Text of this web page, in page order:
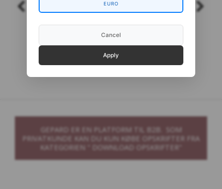
Gepard Cash Sock Gepard CottonBaby
GEPARD ER EN PLATFORM TIL B2B. SOM
PRIVATKUNDE KAN DU KUN KØBE OPSKRIFTER FRA
KATEGORIEN " DOWNLOAD OPSKRIFTER"
EURO
Cancel
Apply